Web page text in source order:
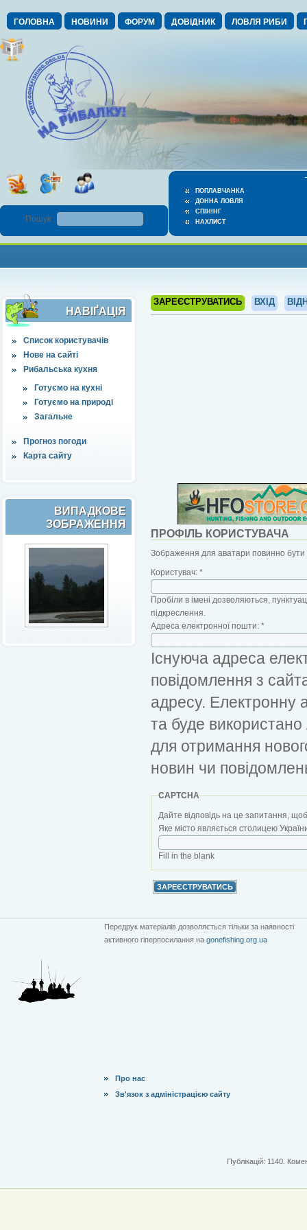
ГОЛОВНА НОВИНИ ФОРУМ ДОВІДНИК ЛОВЛЯ РИБИ
ПОПЛАВЧАНКА
ДОННА ЛОВЛЯ
СПІНІНГ
НАХЛИСТ
Пошук :
НАВІҐАЦІЯ
Список користувачів
Нове на сайті
Рибальська кухня
Готуємо на кухні
Готуємо на природі
Загальне
Прогноз погоди
Карта сайту
ВИПАДКОВЕ
ЗОБРАЖЕННЯ
ЗАРЕЄСТРУВАТИСЬ ВХІД
ПРОФІЛЬ КОРИСТУВАЧА
Зображення для аватари повинно бути
Користувач: *
Пробіли в імені дозволяються,
підкреслення.
Адреса електронної пошти: *
Існуюча адреса
повідомлення з
адресу. Електронну
та буде
для отримання
новин чи
CAPTCHA
Дайте відповідь на це запитання,
Яке місто являється столицею
Fill in the blank
Передрук матеріалів дозволяється тільки за наявності
активного гіперпосилання на gonefishing.org.ua
Про нас
Зв'язок з адміністрацією сайту
Публікацій: 1140.